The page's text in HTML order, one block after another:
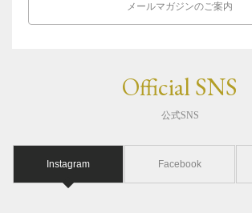
メールマガジンのご案内
Official SNS
公式SNS
Instagram Facebook